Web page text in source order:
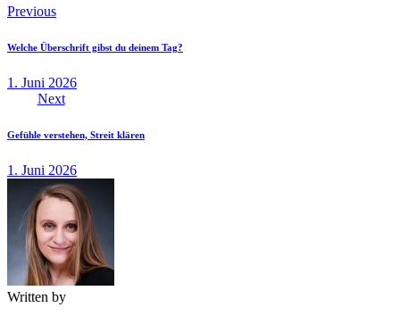
Beitragsnavigation
Previous
Welche Überschrift gibst du deinem Tag?
1. Juni 2026
Next
Gefühle verstehen, Streit klären
1. Juni 2026
Written by